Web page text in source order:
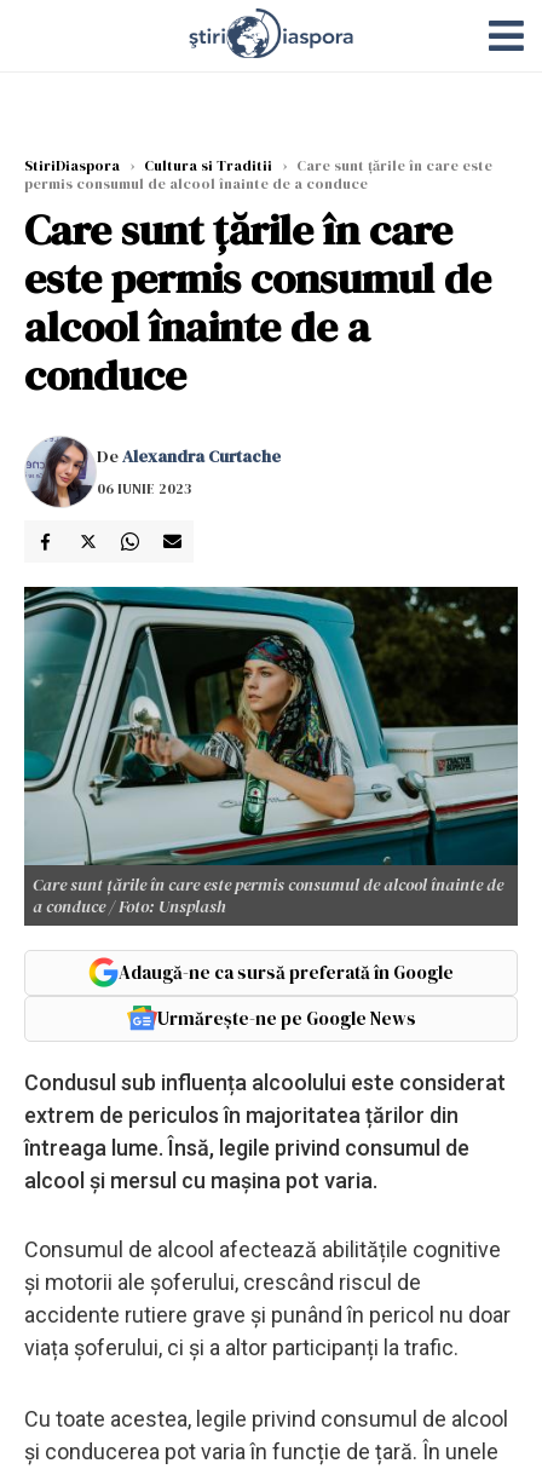
StiriDiaspora › Cultura si Traditii › Care sunt țările în care este
permis consumul de alcool înainte de a conduce
Care sunt țările în care
este permis consumul de
alcool înainte de a
conduce
DeAlexandra Curtache
06 IUNIE 2023
Care sunt țările în care este permis consumul de alcool înainte de
a conduce / Foto: Unsplash
Adaugă-ne ca sursă preferată în Google
Urmărește-ne pe Google News
Condusul sub influența alcoolului este considerat
extrem de periculos în majoritatea țărilor din
întreaga lume. Însă, legile privind consumul de
alcool și mersul cu mașina pot varia.
Consumul de alcool afectează abilitățile cognitive
și motorii ale șoferului, crescând riscul de
accidente rutiere grave și punând în pericol nu doar
viața șoferului, ci și a altor participanți la trafic.
Cu toate acestea, legile privind consumul de alcool
și conducerea pot varia în funcție de țară. În unele